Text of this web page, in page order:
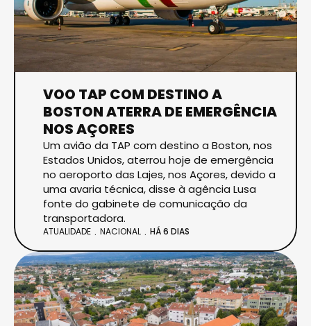
VOO TAP COM DESTINO A
BOSTON ATERRA DE EMERGÊNCIA
NOS AÇORES
Um avião da TAP com destino a Boston, nos
Estados Unidos, aterrou hoje de emergência
no aeroporto das Lajes, nos Açores, devido a
uma avaria técnica, disse à agência Lusa
fonte do gabinete de comunicação da
transportadora.
ATUALIDADE NACIONAL HÁ 6 DIAS